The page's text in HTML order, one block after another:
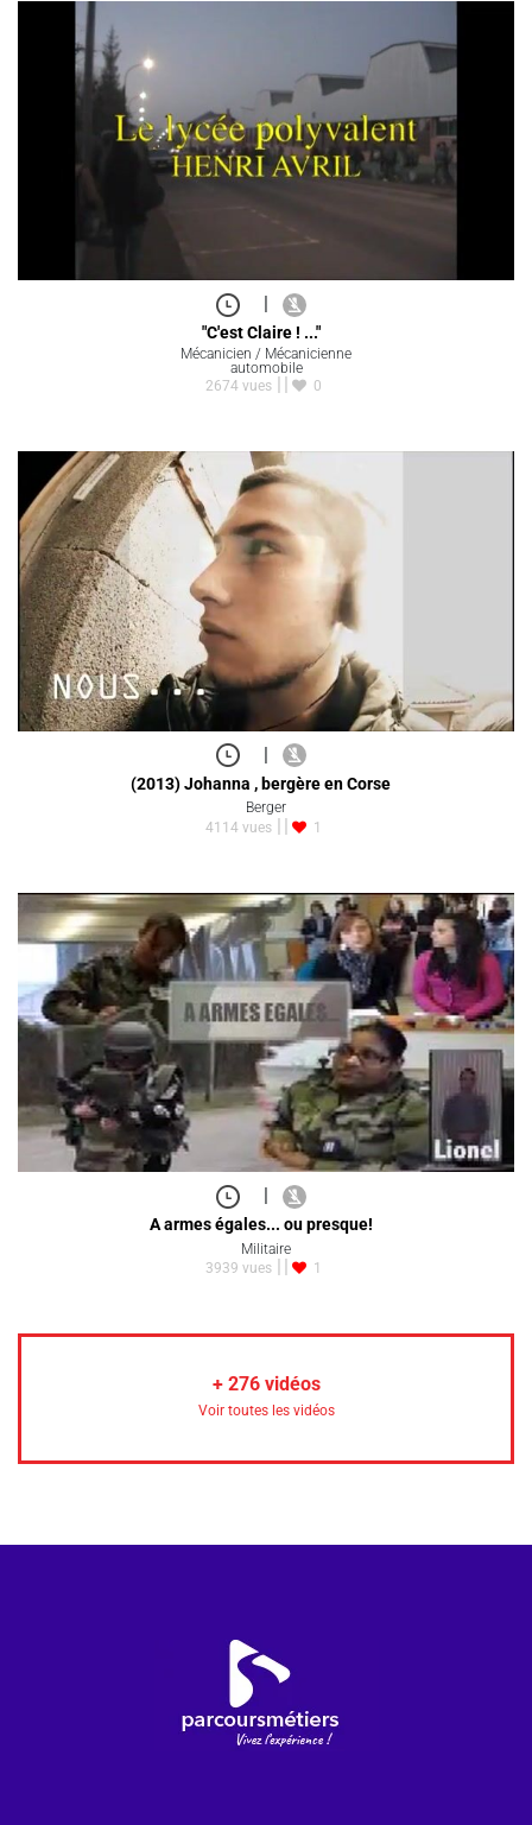
"C'est Claire ! ..."
Mécanicien / Mécanicienne
automobile
2674 vues
0
|
(2013) Johanna , bergère en Corse
Berger
4114 vues
1
A armes égales... ou presque!
Militaire
3939 vues
1
+ 276vidéos
Voir toutes les vidéos